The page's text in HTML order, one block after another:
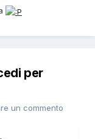
per
un commento